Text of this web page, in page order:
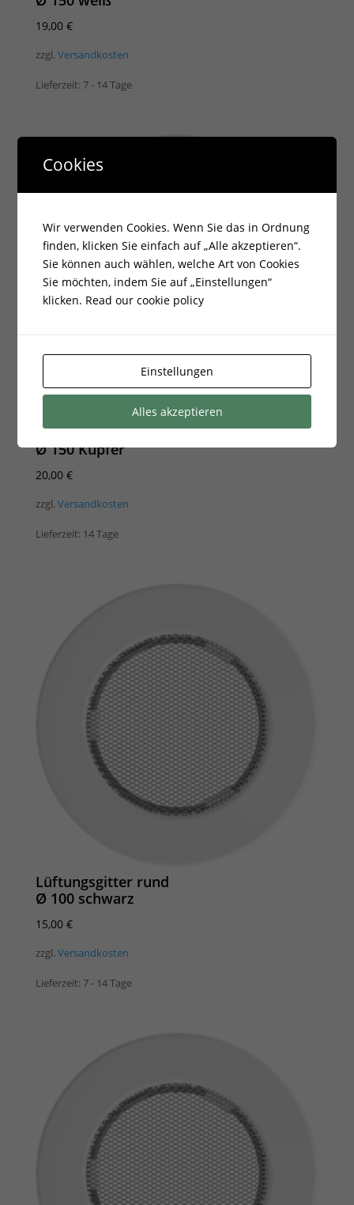
19,00 €
zzgl. Versandkosten
Lieferzeit: 7 - 14 Tage
Lüftungsgitter rund
Ø 150 Kupfer
20,00 €
zzgl. Versandkosten
Lieferzeit: 14 Tage
Lüftungsgitter rund
Ø 100 schwarz
15,00 €
zzgl. Versandkosten
Lieferzeit: 7 - 14 Tage
Cookies
Wir verwenden Cookies. Wenn Sie das in Ordnung
finden, klicken Sie einfach auf „Alle akzeptieren“.
Sie können auch wählen, welche Art von Cookies
Sie möchten, indem Sie auf „Einstellungen“
klicken. Read our cookie policy
Einstellungen
Alles akzeptieren